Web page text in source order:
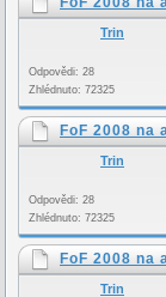
Trin
Odpovědi: 28
Zhlédnuto: 72325
FoF 2008 na
Trin
Odpovědi: 28
Zhlédnuto: 72325
FoF 2008 na
Trin